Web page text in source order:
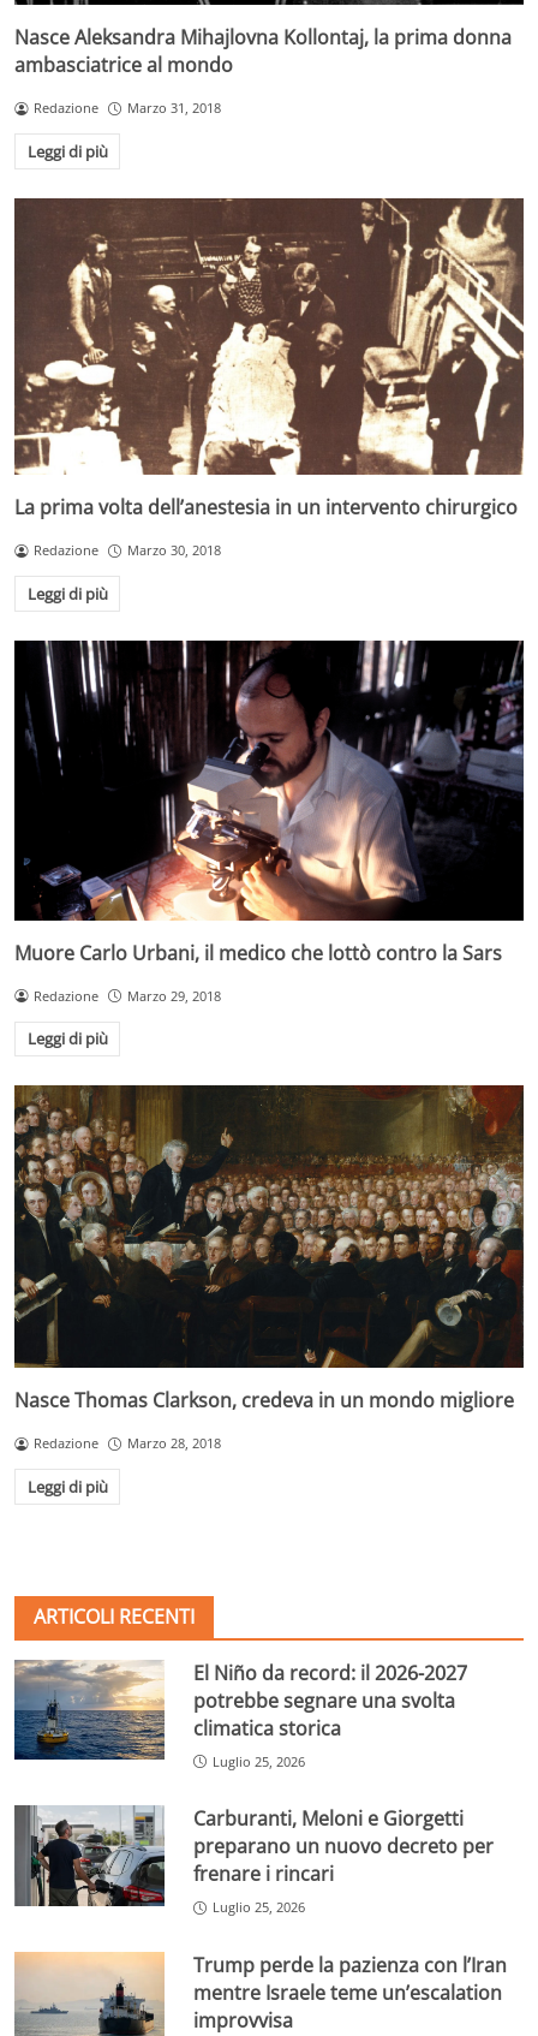
Nasce Aleksandra Mihajlovna Kollontaj, la prima donna
ambasciatrice al mondo
Redazione Marzo 31, 2018
Leggi di più
La prima volta dell’anestesia in un intervento chirurgico
Redazione Marzo 30, 2018
Leggi di più
Muore Carlo Urbani, il medico che lottò contro la Sars
Redazione Marzo 29, 2018
Leggi di più
Nasce Thomas Clarkson, credeva in un mondo migliore
Redazione Marzo 28, 2018
Leggi di più
ARTICOLI RECENTI
El Niño da record: il 2026-2027
potrebbe segnare una svolta
climatica storica
Luglio 25, 2026
Carburanti, Meloni e Giorgetti
preparano un nuovo decreto per
frenare i rincari
Luglio 25, 2026
Trump perde la pazienza con l’Iran
mentre Israele teme un’escalation
improvvisa